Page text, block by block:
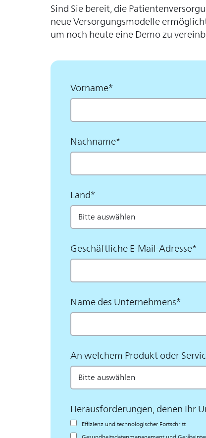
Sind Sie bereit, die
neue Versorgungsmodelle
um noch heute eine Demo zu
Vorname*
Nachname*
Land*
Geschäftliche E-Mail-Adresse*
Name des Unternehmens*
An welchem Produkt oder
Herausforderungen, denen Ihr
Effizienz und technologischer Fortschritt